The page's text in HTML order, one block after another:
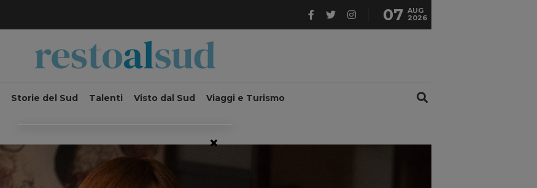
07 AUG
2026
Storie del Sud Talenti Visto dal Sud Viaggi e Turismo
×